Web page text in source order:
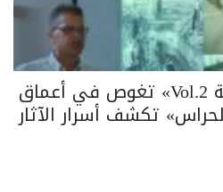
حراس الهوية المصرية Vol.2» تغوص في أعماق
تكشف أسرار الآثار